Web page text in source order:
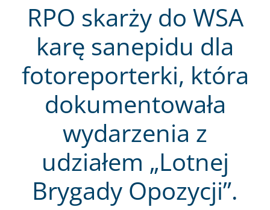
RPO skarży do WSA
karę sanepidu dla
fotoreporterki, która
dokumentowała
wydarzenia z
udziałem „Lotnej
Brygady Opozycji”.